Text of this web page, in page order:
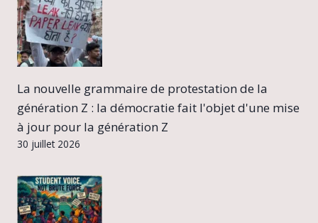
La nouvelle grammaire de protestation de la
génération Z : la démocratie fait l'objet d'une mise
à jour pour la génération Z
30 juillet 2026